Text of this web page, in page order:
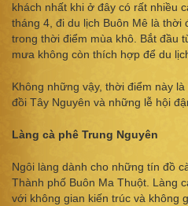
khách nhất khi ở đây có rất nhiều
tháng 4, đi du lịch Buôn Mê là
trong thời điểm mùa khô. Bắt đầu
mưa không còn thích hợp để du
Không những vậy, thời điểm này
đồi Tây Nguyên và những lễ hội
Làng cà phê Trung Nguyên
Ngôi làng dành cho những tín đồ
Thành phố Buôn Ma Thuột. Làng
với không gian kiến trúc và không